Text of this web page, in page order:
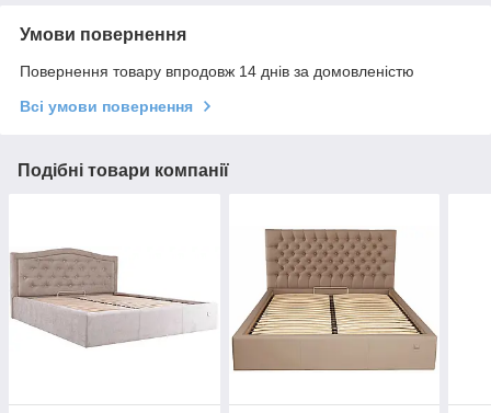
Умови повернення
Повернення товару впродовж 14 днів за домовленістю
Всі умови повернення
Подібні товари компанії